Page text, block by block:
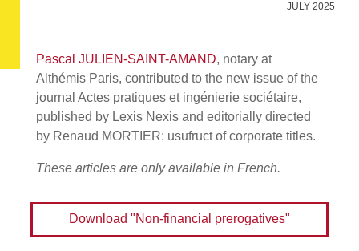
JULY 2025
Pascal JULIEN-SAINT-AMAND, notary at
Althémis Paris, contributed to the new issue of the
journal Actes pratiques et ingénierie sociétaire,
published by Lexis Nexis and editorially directed
by Renaud MORTIER: usufruct of corporate titles.
These articles are only available in French.
Download "Non-financial prerogatives"